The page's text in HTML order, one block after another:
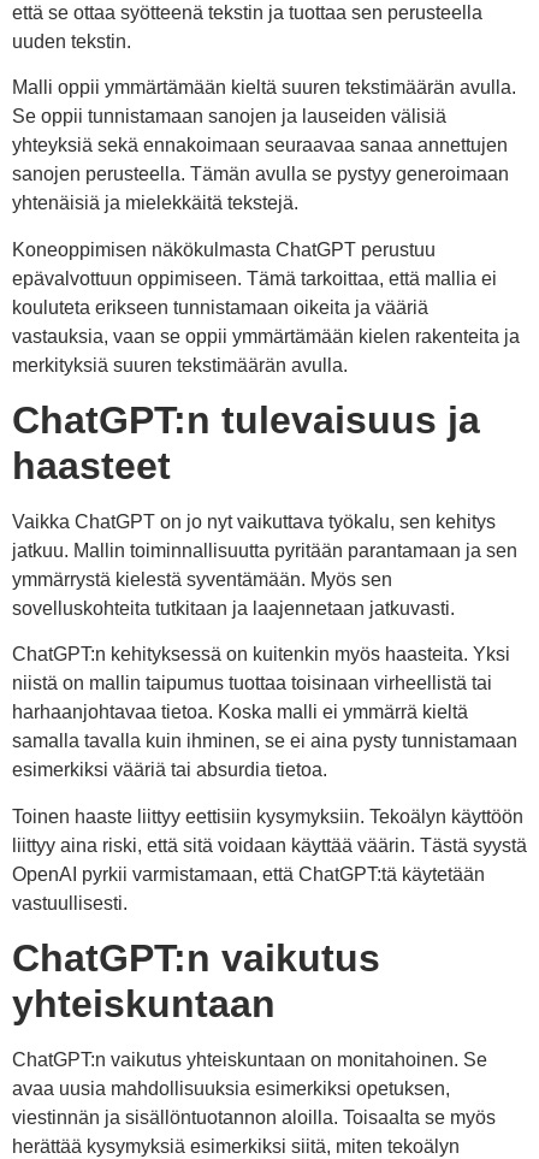
että se ottaa syötteenä tekstin ja tuottaa sen perusteella
uuden tekstin.
Malli oppii ymmärtämään kieltä suuren tekstimäärän avulla.
Se oppii tunnistamaan sanojen ja lauseiden välisiä
yhteyksiä sekä ennakoimaan seuraavaa sanaa annettujen
sanojen perusteella. Tämän avulla se pystyy generoimaan
yhtenäisiä ja mielekkäitä tekstejä.
Koneoppimisen näkökulmasta ChatGPT perustuu
epävalvottuun oppimiseen. Tämä tarkoittaa, että mallia ei
kouluteta erikseen tunnistamaan oikeita ja vääriä
vastauksia, vaan se oppii ymmärtämään kielen rakenteita ja
merkityksiä suuren tekstimäärän avulla.
ChatGPT:n tulevaisuus ja
haasteet
Vaikka ChatGPT on jo nyt vaikuttava työkalu, sen kehitys
jatkuu. Mallin toiminnallisuutta pyritään parantamaan ja sen
ymmärrystä kielestä syventämään. Myös sen
sovelluskohteita tutkitaan ja laajennetaan jatkuvasti.
ChatGPT:n kehityksessä on kuitenkin myös haasteita. Yksi
niistä on mallin taipumus tuottaa toisinaan virheellistä tai
harhaanjohtavaa tietoa. Koska malli ei ymmärrä kieltä
samalla tavalla kuin ihminen, se ei aina pysty tunnistamaan
esimerkiksi vääriä tai absurdia tietoa.
Toinen haaste liittyy eettisiin kysymyksiin. Tekoälyn käyttöön
liittyy aina riski, että sitä voidaan käyttää väärin. Tästä syystä
OpenAI pyrkii varmistamaan, että ChatGPT:tä käytetään
vastuullisesti.
ChatGPT:n vaikutus
yhteiskuntaan
ChatGPT:n vaikutus yhteiskuntaan on monitahoinen. Se
avaa uusia mahdollisuuksia esimerkiksi opetuksen,
viestinnän ja sisällöntuotannon aloilla. Toisaalta se myös
herättää kysymyksiä esimerkiksi siitä, miten tekoälyn